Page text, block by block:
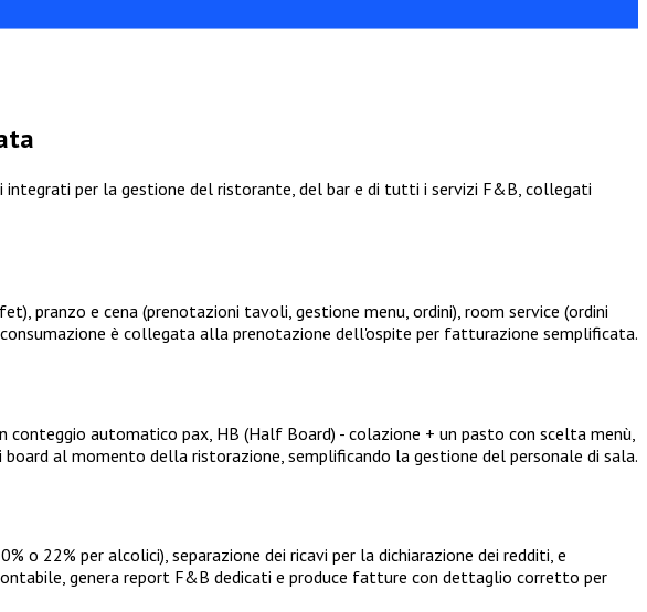
per la gestione del ristorante, del bar e di tutti i servizi F&B, collegati
pranzo e cena (prenotazioni tavoli, gestione menu, ordini), room service (ordini
è collegata alla prenotazione dell'ospite per fatturazione semplificata.
automatico pax, HB (Half Board) - colazione + un pasto con scelta menù,
al momento della ristorazione, semplificando la gestione del personale di sala.
o 22% per alcolici), separazione dei ricavi per la dichiarazione dei redditi, e
genera report F&B dedicati e produce fatture con dettaglio corretto per